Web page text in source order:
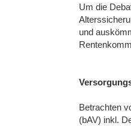
Um die
und
Betrachten
(bAV) inkl.